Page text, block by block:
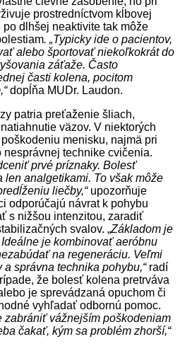
prostredníctvom kĺbovej
dlhšej neaktivite tak môže
. „Typicky ide o pacientov,
alebo športovať niekoľkokrát do
záťaže. Často
časti kolena, pocitom
dopĺňa MUDr. Laudon.
patria preťaženie šliach,
väzov. V niektorých
menisku, najmä pri
technike cvičenia.
prvé príznaky. Bolesť
analgetikami. To však môže
liečby,“upozorňuje
odporúčajú návrat k pohybu
s nižšou intenzitou, zaradiť
svalov. „Základom je
je kombinovať aeróbnu
na regeneráciu. Veľmi
správna technika pohybu,“radí
že bolesť kolena pretrváva
je sprevádzaná opuchom či
vyhľadať odbornú pomoc.
zabrániť vážnejším poškodeniam
čakať, kým sa problém zhorší,“